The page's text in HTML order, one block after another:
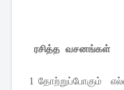
ரசித்த வசனங்கள்
1 தோற்றுப்போகும்